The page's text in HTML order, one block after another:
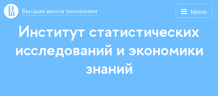
Меню
Высшая школа экономики
Институт статистических
исследований и экономики
знаний